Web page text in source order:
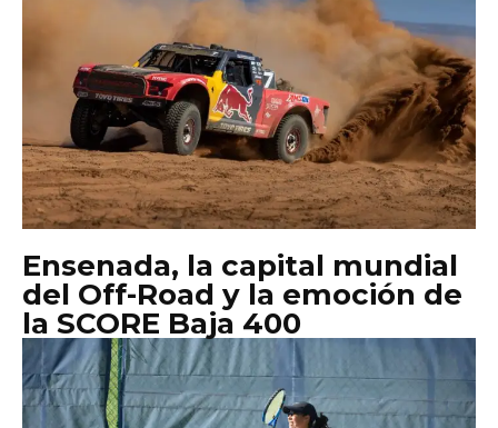
Ensenada, la capital mundial
del Off-Road y la emoción de
la SCORE Baja 400